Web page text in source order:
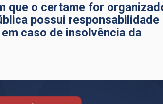
que o certame for
possui responsabilidade
caso de insolvência da